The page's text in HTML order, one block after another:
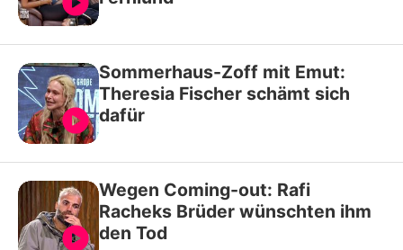
Sommerhaus-Zoff mit Emut:
Theresia Fischer schämt sich
dafür
Wegen Coming-out: Rafi
Racheks Brüder wünschten ihm
den Tod